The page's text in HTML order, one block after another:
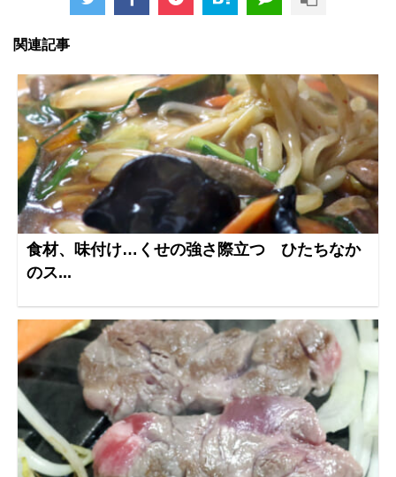
関連記事
食材、味付け…くせの強さ際立つ ひたちなか
のス...